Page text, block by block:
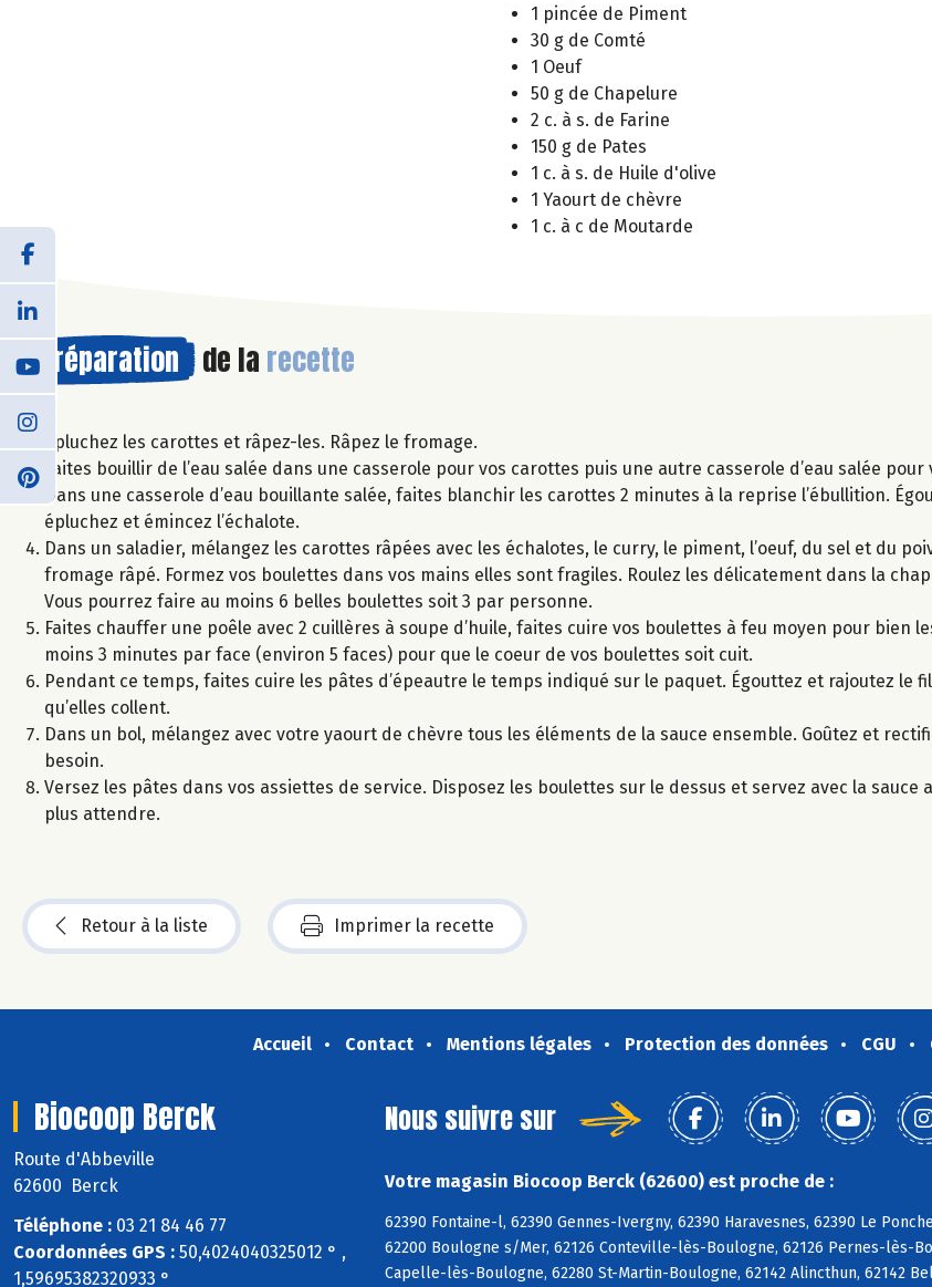
1 pincée de Piment
30 g de Comté
1 Oeuf
50 g de Chapelure
2 c. à s. de Farine
150 g de Pates
1 c. à s. de Huile d'olive
1 Yaourt de chèvre
1 c. à c de Moutarde
Préparation de la recette
Épluchez les carottes et râpez-les. Râpez le fromage.
Faites bouillir de l’eau salée dans une casserole pour vos carottes puis une autre casserole d’eau salée pour
Dans une casserole d’eau bouillante salée, faites blanchir les carottes 2 minutes à la reprise l’ébullition.
épluchez et émincez l’échalote.
Dans un saladier, mélangez les carottes râpées avec les échalotes, le curry, le piment, l’oeuf, du sel et du
fromage râpé. Formez vos boulettes dans vos mains elles sont fragiles. Roulez les délicatement dans la
Vous pourrez faire au moins 6 belles boulettes soit 3 par personne.
Faites chauffer une poêle avec 2 cuillères à soupe d’huile, faites cuire vos boulettes à feu moyen pour bien
moins 3 minutes par face (environ 5 faces) pour que le coeur de vos boulettes soit cuit.
Pendant ce temps, faites cuire les pâtes d’épeautre le temps indiqué sur le paquet. Égouttez et rajoutez le
qu’elles collent.
Dans un bol, mélangez avec votre yaourt de chèvre tous les éléments de la sauce ensemble. Goûtez et
besoin.
Versez les pâtes dans vos assiettes de service. Disposez les boulettes sur le dessus et servez avec la sauce
plus attendre.
Retour à la liste Imprimer la recette
Accueil Contact Mentions légales Protection des données CGU
Biocoop Berck
Route d'Abbeville
62600 Berck
Téléphone : 03 21 84 46 77
Coordonnées GPS : 50,4024040325012 ° ,
1,59695382320933 °
Nous suivre sur
Votre magasin Biocoop Berck (62600) est proche de :
62390 Fontaine-l, 62390 Gennes-Ivergny, 62390 Haravesnes, 62390 Le
62200 Boulogne s/Mer, 62126 Conteville-lès-Boulogne, 62126 Pernes-lès-
Capelle-lès-Boulogne, 62280 St-Martin-Boulogne, 62142 Alincthun, 62142